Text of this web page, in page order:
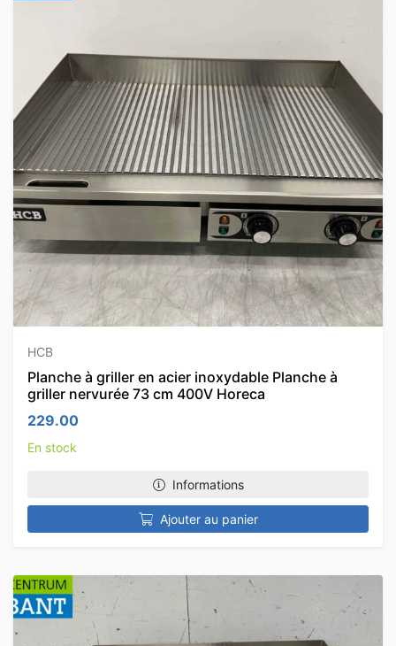
HCB
Planche à griller en acier inoxydable Planche à
griller nervurée 73 cm 400V Horeca
229.00
En stock
Informations
Ajouter au panier